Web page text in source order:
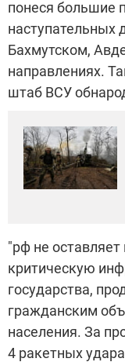
понеся большие
наступательных
Бахмутском,
направлениях.
штаб ВСУ
"рф не
критическую
государства,
гражданским
населения. За
4 ракетных